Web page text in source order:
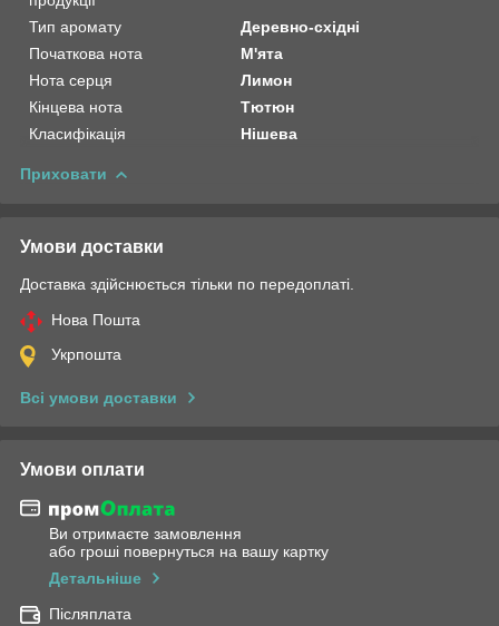
Тип аромату
Деревно-східні
Початкова нота
М'ята
Нота серця
Лимон
Кінцева нота
Тютюн
Класифікація
Нішева
Приховати
Умови доставки
Доставка здійснюється тільки по передоплаті.
Нова Пошта
Укрпошта
Всі умови доставки
Умови оплати
Ви отримаєте замовлення
або гроші повернуться на вашу картку
Детальніше
Післяплата